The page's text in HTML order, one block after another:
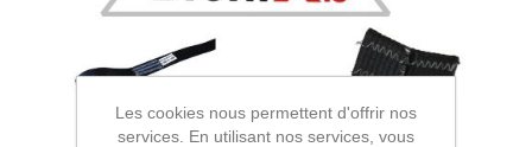
Les cookies nous permettent d'offrir nos
services. En utilisant nos services, vous